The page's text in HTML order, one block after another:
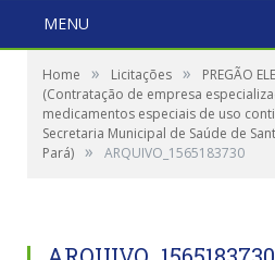
MENU
Home » Licitações »
PREGÃO
(Contratação de empresa
medicamentos especiais de uso
Secretaria Municipal de Saúde de
Pará) » ARQUIVO_1565183730